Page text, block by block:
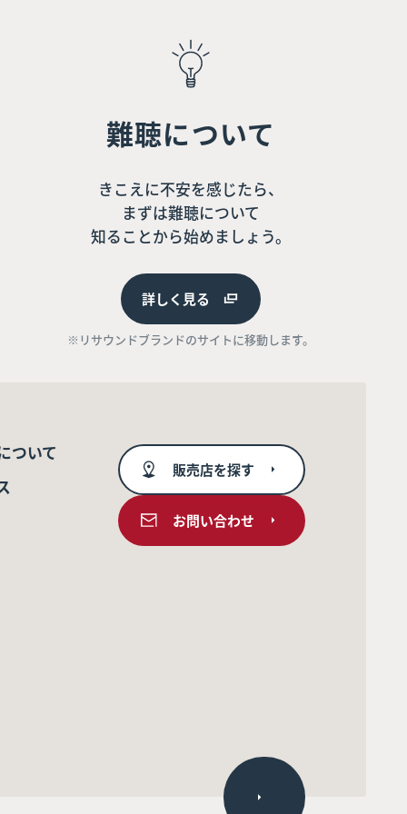
難聴について
きこえに不安を感じたら、
まずは難聴について
知ることから始めましょう。
詳しく見る
※リサウンドブランドのサイトに移動します。
ついて
販売店を探す
お問い合わせ